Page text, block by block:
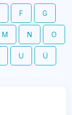
F G
M N O
U Ü